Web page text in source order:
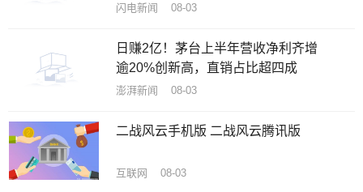
闪电新闻 08-03
日赚2亿！茅台上半年营收净利齐增
逾20%创新高，直销占比超四成
澎湃新闻 08-03
二战风云手机版 二战风云腾讯版
互联网 08-03